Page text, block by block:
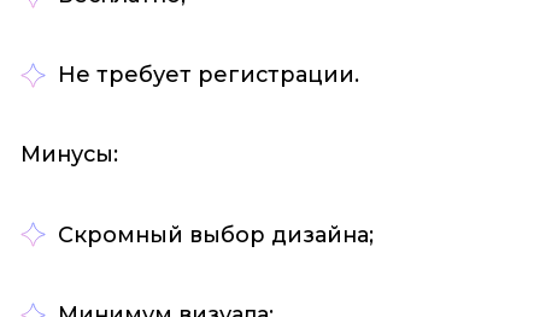
Не требует регистрации.
Минусы:
Скромный выбор дизайна;